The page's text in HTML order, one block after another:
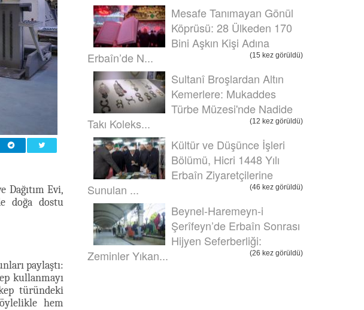
Dağıtım Evi,
doğa dostu
paylaştı:
kullanmayı
türündeki
hem
Mesafe Tanımayan Gönül
Köprüsü: 28 Ülkeden 170
Bini Aşkın Kişi Adına
Erbaîn’de N...
(15 kez görüldü)
Sultanî Broşlardan Altın
Kemerlere: Mukaddes
Türbe Müzesi'nde Nadide
Takı Koleks...
(12 kez görüldü)
Kültür ve Düşünce İşleri
Bölümü, Hicri 1448 Yılı
Erbaîn Ziyaretçilerine
Sunulan ...
(46 kez görüldü)
Beynel-Haremeyn-i
Şerîfeyn’de Erbaîn Sonrası
Hijyen Seferberliği:
Zeminler Yıkan...
(26 kez görüldü)